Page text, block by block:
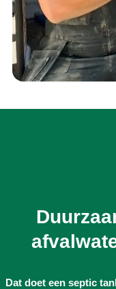
Dat doet een septic